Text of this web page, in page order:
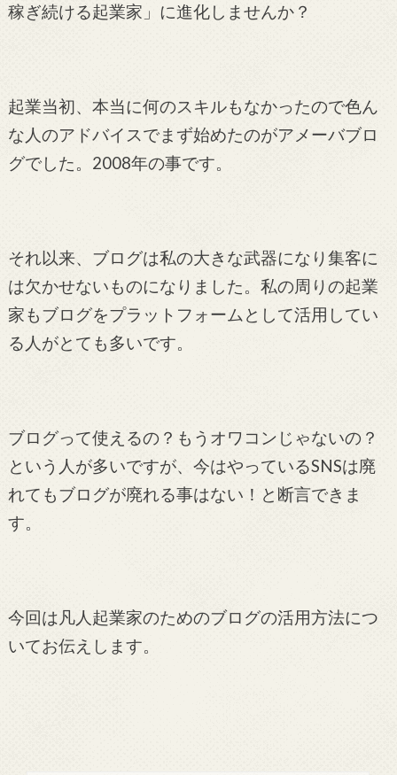
稼ぎ続ける起業家」に進化しませんか？
起業当初、本当に何のスキルもなかったので色ん
な人のアドバイスでまず始めたのがアメーバブロ
グでした。2008年の事です。
それ以来、ブログは私の大きな武器になり集客に
は欠かせないものになりました。私の周りの起業
家もブログをプラットフォームとして活用してい
る人がとても多いです。
ブログって使えるの？もうオワコンじゃないの？
という人が多いですが、今はやっているSNSは廃
れてもブログが廃れる事はない！と断言できま
す。
今回は凡人起業家のためのブログの活用方法につ
いてお伝えします。